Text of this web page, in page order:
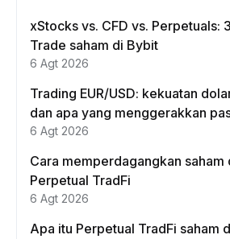
xStocks vs. CFD vs. Perpetuals:
Trade saham di Bybit
6 Agt 2026
Trading EUR/USD: kekuatan
dan apa yang menggerakkan
6 Agt 2026
Cara memperdagangkan saham
Perpetual TradFi
6 Agt 2026
Apa itu Perpetual TradFi saham